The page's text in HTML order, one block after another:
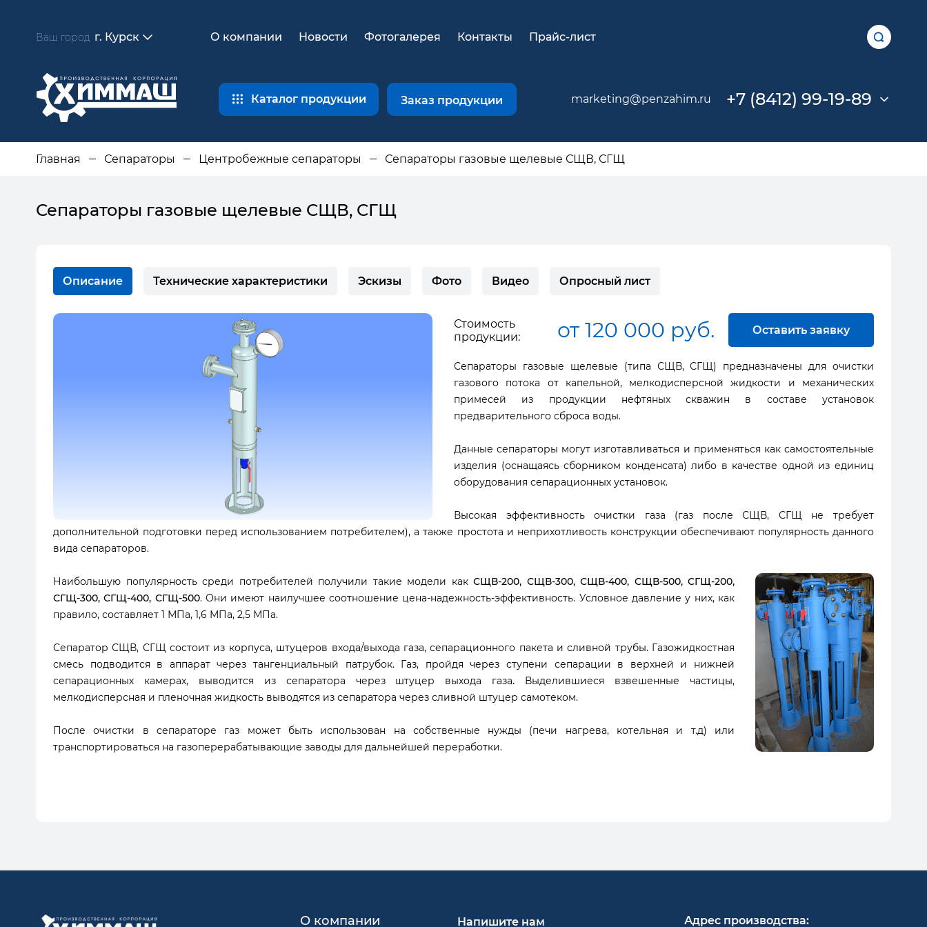
Ваш город г. Курск О компании Новости Фотогалерея Контакты Прайс-лист
Каталог продукции Заказ продукции marketing@penzahim.ru +7 (8412) 99-19-89
Главная Сепараторы Центробежные сепараторы Сепараторы газовые щелевые СЩВ, СГЩ
Сепараторы газовые щелевые СЩВ, СГЩ
Описание Технические характеристики Эскизы Фото Видео Опросный лист
Стоимость
продукции:
от 120 000 руб. Оставить заявку
Сепараторы газовые щелевые (типа СЩВ, СГЩ) предназначены для очистки
газового потока от капельной, мелкодисперсной жидкости и механических
примесей из продукции нефтяных скважин в составе установок
предварительного сброса воды.
Данные сепараторы могут изготавливаться и применяться как самостоятельные
изделия (оснащаясь сборником конденсата) либо в качестве одной из единиц
оборудования сепарационных установок.
Высокая эффективность очистки газа (газ после СЩВ, СГЩ не требует
дополнительной подготовки перед использованием потребителем), а также простота и неприхотливость конструкции обеспечивают популярность данного
вида сепараторов.
Наибольшую популярность среди потребителей получили такие модели как СЩВ-200, СЩВ-300, СЩВ-400, СЩВ-500, СГЩ-200,
СГЩ-300, СГЩ-400, СГЩ-500. Они имеют наилучшее соотношение цена-надежность-эффективность. Условное давление у них, как
правило, составляет 1 МПа, 1,6 МПа, 2,5 МПа.
Сепаратор СЩВ, СГЩ состоит из корпуса, штуцеров входа/выхода газа, сепарационного пакета и сливной трубы. Газожидкостная
смесь подводится в аппарат через тангенциальный патрубок. Газ, пройдя через ступени сепарации в верхней и нижней
сепарационных камерах, выводится из сепаратора через штуцер выхода газа. Выделившиеся взвешенные частицы,
мелкодисперсная и пленочная жидкость выводятся из сепаратора через сливной штуцер самотеком.
После очистки в сепараторе газ может быть использован на собственные нужды (печи нагрева, котельная и т.д) или
транспортироваться на газоперерабатывающие заводы для дальнейшей переработки.
О компании Напишите нам Адрес производства: